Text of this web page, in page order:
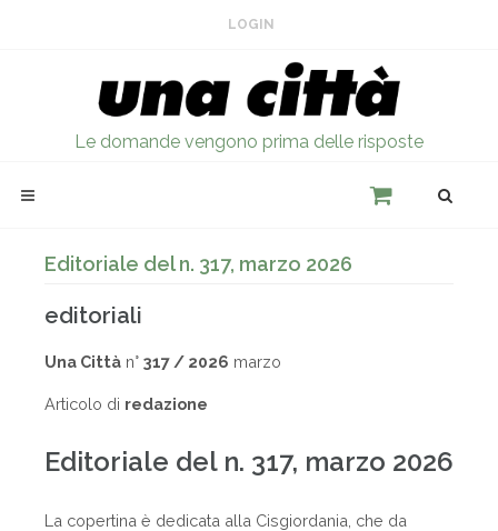
LOGIN
Le domande vengono prima delle risposte
Editoriale del n. 317, marzo 2026
editoriali
Una Città n° 317 / 2026 marzo
Articolo di redazione
Editoriale del n. 317, marzo 2026
La copertina è dedicata alla Cisgiordania, che da